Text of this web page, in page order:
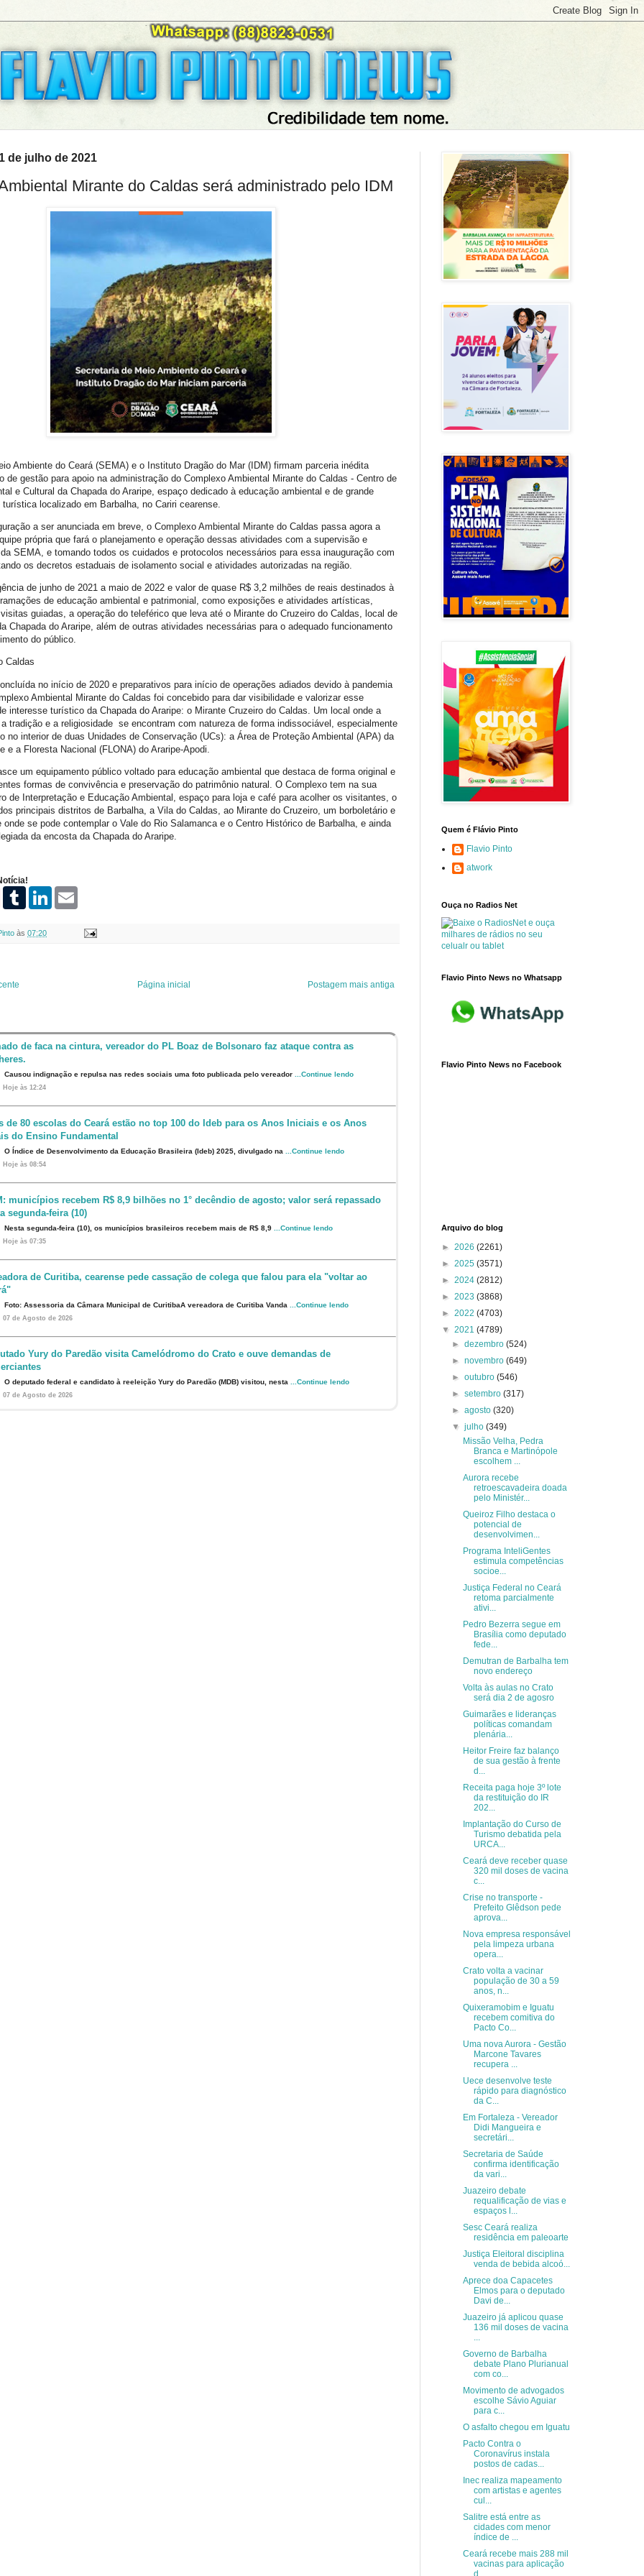
de julho de 2021
Mirante do Caldas será administrado pelo IDM
Ambiente do Ceará (SEMA) e o Instituto Dragão do Mar (IDM) firmam parceria inédita
de gestão para apoio na administração do Complexo Ambiental Mirante do Caldas - Centro de
e Cultural da Chapada do Araripe, espaço dedicado à educação ambiental e de grande
localizado em Barbalha, no Cariri cearense.
a ser anunciada em breve, o Complexo Ambiental Mirante do Caldas passa agora a
própria que fará o planejamento e operação dessas atividades com a supervisão e
SEMA, e tomando todos os cuidados e protocolos necessários para essa inauguração com
os decretos estaduais de isolamento social e atividades autorizadas na região.
de junho de 2021 a maio de 2022 e valor de quase R$ 3,2 milhões de reais destinados à
de educação ambiental e patrimonial, como exposições e atividades artísticas,
guiadas, a operação do teleférico que leva até o Mirante do Cruzeiro do Caldas, local de
Chapada do Araripe, além de outras atividades necessárias para o adequado funcionamento
do público.
Caldas
no início de 2020 e preparativos para início de operações adiados devido à pandemia
Ambiental Mirante do Caldas foi concebido para dar visibilidade e valorizar esse
interesse turístico da Chapada do Araripe: o Mirante Cruzeiro do Caldas. Um local onde a
tradição e a religiosidade se encontram com natureza de forma indissociável, especialmente
no interior de duas Unidades de Conservação (UCs): a Área de Proteção Ambiental (APA) da
e a Floresta Nacional (FLONA) do Araripe-Apodi.
um equipamento público voltado para educação ambiental que destaca de forma original e
formas de convivência e preservação do patrimônio natural. O Complexo tem na sua
de Interpretação e Educação Ambiental, espaço para loja e café para acolher os visitantes, o
principais distritos de Barbalha, a Vila do Caldas, ao Mirante do Cruzeiro, um borboletário e
onde se pode contemplar o Vale do Rio Salamanca e o Centro Histórico de Barbalha, e ainda
da encosta da Chapada do Araripe.
P
e
t
T
l
L
às 07:20
Postagem mais antiga
Página inicial
de faca na cintura, vereador do PL Boaz de Bolsonaro faz ataque contra as
Causou indignação e repulsa nas redes sociais uma foto publicada pelo vereador ...Continue lendo
Hoje às 12:24
de 80 escolas do Ceará estão no top 100 do Ideb para os Anos Iniciais e os Anos
do Ensino Fundamental
O Índice de Desenvolvimento da Educação Brasileira (Ideb) 2025, divulgado na ...Continue lendo
Hoje às 08:54
municípios recebem R$ 8,9 bilhões no 1° decêndio de agosto; valor será repassado
segunda-feira (10)
Nesta segunda-feira (10), os municípios brasileiros recebem mais de R$ 8,9 ...Continue lendo
Hoje às 07:35
de Curitiba, cearense pede cassação de colega que falou para ela "voltar ao
Foto: Assessoria da Câmara Municipal de CuritibaA vereadora de Curitiba Vanda ...Continue lendo
07 de Agosto de 2026
Yury do Paredão visita Camelódromo do Crato e ouve demandas de
O deputado federal e candidato à reeleição Yury do Paredão (MDB) visitou, nesta ...Continue lendo
07 de Agosto de 2026
Quem é Flávio Pinto
Flavio Pinto
atwork
Ouça no Radios Net
Flavio Pinto News no Whatsapp
Flavio Pinto News no Facebook
Arquivo do blog
► 2026 (2261)
► 2025 (3571)
► 2024 (2812)
► 2023 (3868)
► 2022 (4703)
▼ 2021 (4789)
►dezembro(524)
►novembro(649)
►outubro(546)
►setembro(317)
►agosto(320)
▼julho(349)
Missão Velha, Pedra
Branca e Martinópole
escolhem ...
Aurora recebe
retroescavadeira doada
pelo Ministér...
Queiroz Filho destaca o
potencial de
desenvolvimen...
Programa InteliGentes
estimula competências
socioe...
Justiça Federal no Ceará
retoma parcialmente
ativi...
Pedro Bezerra segue em
Brasília como deputado
fede...
Demutran de Barbalha tem
novo endereço
Volta às aulas no Crato
será dia 2 de agosro
Guimarães e lideranças
políticas comandam
plenária...
Heitor Freire faz balanço
de sua gestão à frente
d...
Receita paga hoje 3º lote
da restituição do IR
202...
Implantação do Curso de
Turismo debatida pela
URCA...
Ceará deve receber quase
320 mil doses de vacina
c...
Crise no transporte -
Prefeito Glêdson pede
aprova...
Nova empresa responsável
pela limpeza urbana
opera...
Crato volta a vacinar
população de 30 a 59
anos, n...
Quixeramobim e Iguatu
recebem comitiva do
Pacto Co...
Uma nova Aurora - Gestão
Marcone Tavares
recupera ...
Uece desenvolve teste
rápido para diagnóstico
da C...
Em Fortaleza - Vereador
Didi Mangueira e
secretári...
Secretaria de Saúde
confirma identificação
da vari...
Juazeiro debate
requalificação de vias e
espaços l...
Sesc Ceará realiza
residência em paleoarte
Justiça Eleitoral disciplina
venda de bebida alcoó...
Aprece doa Capacetes
Elmos para o deputado
Davi de...
Juazeiro já aplicou quase
136 mil doses de vacina
...
Governo de Barbalha
debate Plano Plurianual
com co...
Movimento de advogados
escolhe Sávio Aguiar
para c...
O asfalto chegou em Iguatu
Pacto Contra o
Coronavírus instala
postos de cadas...
Inec realiza mapeamento
com artistas e agentes
cul...
Salitre está entre as
cidades com menor
índice de ...
Ceará recebe mais 288 mil
vacinas para aplicação
d...